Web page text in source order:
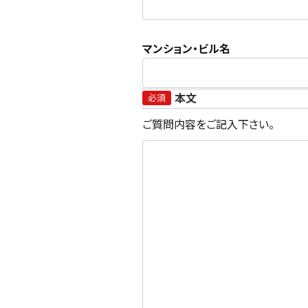
マンション・ビル名
必須
本文
ご質問内容をご記入下さい。